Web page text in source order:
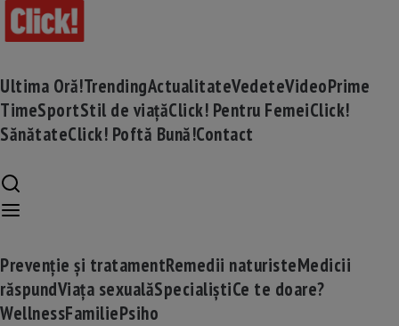
Ultima Oră!TrendingActualitateVedeteVideoPrime
TimeSportStil de viațăClick! Pentru FemeiClick!
SănătateClick! Poftă Bună!Contact
Prevenție și tratamentRemedii naturisteMedicii
răspundViața sexualăSpecialiștiCe te doare?
WellnessFamiliePsiho